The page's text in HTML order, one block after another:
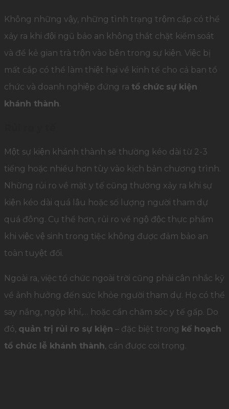
Không những vậy, những tình trạng trộm cắp có thể
xảy ra khi đội ngũ bảo an không thắt chặt kiểm soát
và để kẻ gian trà trộn vào bên trong sự kiện. Việc bị
mất cắp có thể làm thiệt hại về kinh tế cho cả ban tổ
chức và doanh nghiệp đứng ra tổ chức sự kiện
khánh thành.
Một sự kiện khánh thành sẽ thường kéo dài từ 2-3
tiếng hoặc nhiều hơn tùy vào kịch bản chương trình.
Những rủi ro về mặt y tế cũng thường xảy ra khi sự
kiện kéo dài quá lâu hoặc số lượng người tham dự
quá đông. Cụ thể hơn, rủi ro về ngộ độc thực phẩm
khi việc vệ sinh trong tiệc không được đảm bảo an
toàn tuyệt đối.
Ngoài ra, việc tổ chức ngoài trời cũng phải cân nhắc kỹ
về ảnh hưởng đến sức khỏe người tham dự. Họ có thể
say nắng, ngộp khí,… hoặc cần chăm sóc y tế gấp. Do
đó, quản trị rủi ro sự kiện – đặc biệt trong kế hoạch
tổ chức lễ khánh thành, cần được coi trọng.